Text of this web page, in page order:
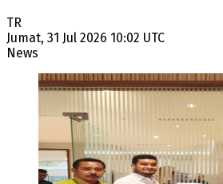
TR
Jumat, 31 Jul 2026 10:02 UTC
News